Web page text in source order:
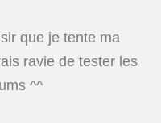
que je tente ma
ravie de tester les
^^